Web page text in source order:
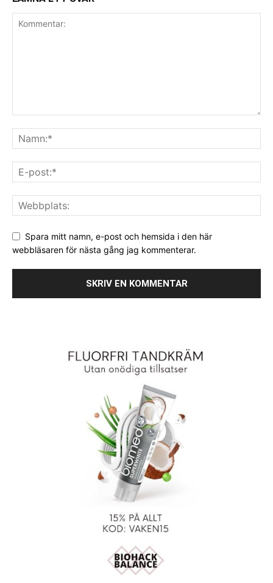
Spara mitt namn, e-post och hemsida i den här
webbläsaren för nästa gång jag kommenterar.